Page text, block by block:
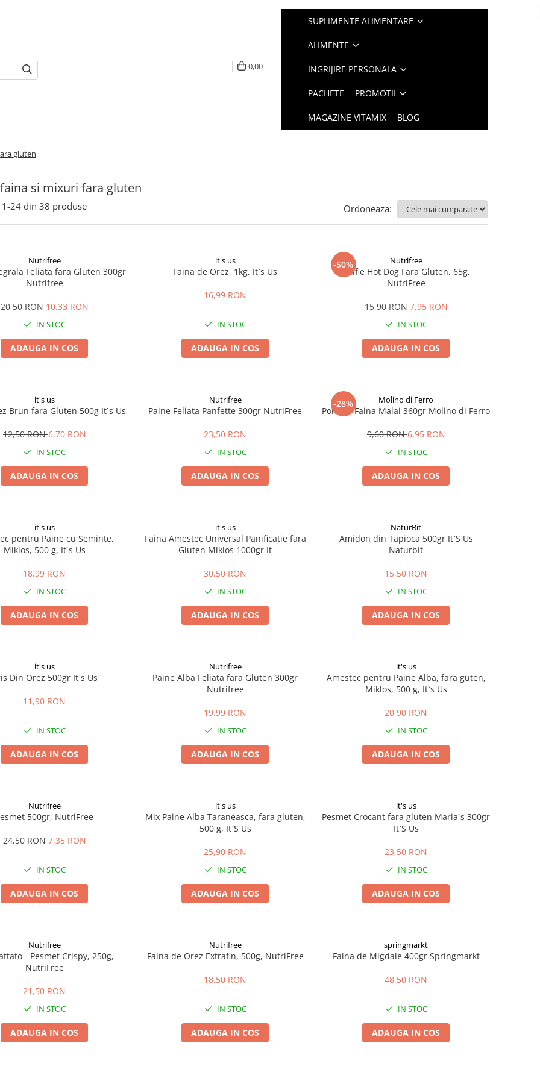
0,00
SUPLIMENTE ALIMENTARE
ALIMENTE
INGRIJIRE PERSONALA
PACHETE PROMOTII
MAGAZINE VITAMIX BLOG
gluten
si mixuri fara gluten
1-24 din 38 produse Ordoneaza:
Nutrifree
Feliata fara Gluten 300gr
Nutrifree
20,50 RON10,33 RON
IN STOC
ADAUGA IN COS
it's us
Faina de Orez, 1kg, It`s Us
16,99 RON
IN STOC
ADAUGA IN COS
-50% Nutrifree
Chifle Hot Dog Fara Gluten, 65g,
NutriFree
15,90 RON7,95 RON
IN STOC
ADAUGA IN COS
it's us
Brun fara Gluten 500g It`s Us
12,50 RON6,70 RON
IN STOC
ADAUGA IN COS
Nutrifree
Paine Feliata Panfette 300gr NutriFree
23,50 RON
IN STOC
ADAUGA IN COS
-28% Molino di Ferro
Polenta Faina Malai 360gr Molino di Ferro
9,60 RON6,95 RON
IN STOC
ADAUGA IN COS
it's us
pentru Paine cu Seminte,
Miklos, 500 g, It`s Us
18,99 RON
IN STOC
ADAUGA IN COS
it's us
Faina Amestec Universal Panificatie fara
Gluten Miklos 1000gr It
30,50 RON
IN STOC
ADAUGA IN COS
NaturBit
Amidon din Tapioca 500gr It`S Us
Naturbit
15,50 RON
IN STOC
ADAUGA IN COS
it's us
Din Orez 500gr It`s Us
11,90 RON
IN STOC
ADAUGA IN COS
Nutrifree
Paine Alba Feliata fara Gluten 300gr
Nutrifree
19,99 RON
IN STOC
ADAUGA IN COS
it's us
Amestec pentru Paine Alba, fara guten,
Miklos, 500 g, It`s Us
20,90 RON
IN STOC
ADAUGA IN COS
Nutrifree
500gr, NutriFree
24,50 RON7,35 RON
IN STOC
ADAUGA IN COS
it's us
Mix Paine Alba Taraneasca, fara gluten,
500 g, It`S Us
25,90 RON
IN STOC
ADAUGA IN COS
it's us
Pesmet Crocant fara gluten Maria`s 300gr
It`S Us
23,50 RON
IN STOC
ADAUGA IN COS
Nutrifree
- Pesmet Crispy, 250g,
NutriFree
21,50 RON
IN STOC
ADAUGA IN COS
Nutrifree
Faina de Orez Extrafin, 500g, NutriFree
18,50 RON
IN STOC
ADAUGA IN COS
springmarkt
Faina de Migdale 400gr Springmarkt
48,50 RON
IN STOC
ADAUGA IN COS